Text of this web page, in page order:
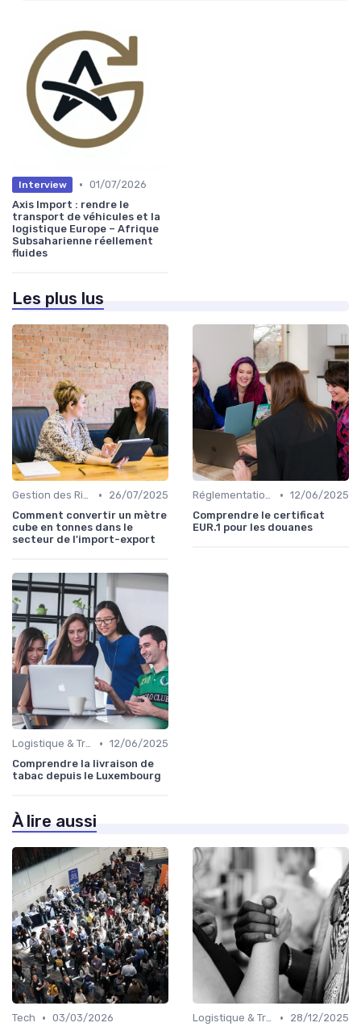
Interview • 01/07/2026
Axis Import : rendre le
transport de véhicules et la
logistique Europe – Afrique
Subsaharienne réellement
fluides
Les plus lus
Gestion des Risques •
26/07/2025
Comment convertir un mètre
cube en tonnes dans le
secteur de l'import-export
Réglementations Douanières • 12/06/2025
Comprendre le certificat
EUR.1 pour les douanes
Logistique & Transport • 12/06/2025
Comprendre la livraison de
tabac depuis le Luxembourg
À lire aussi
Tech • 03/03/2026
Logistique & Transport •
28/12/2025